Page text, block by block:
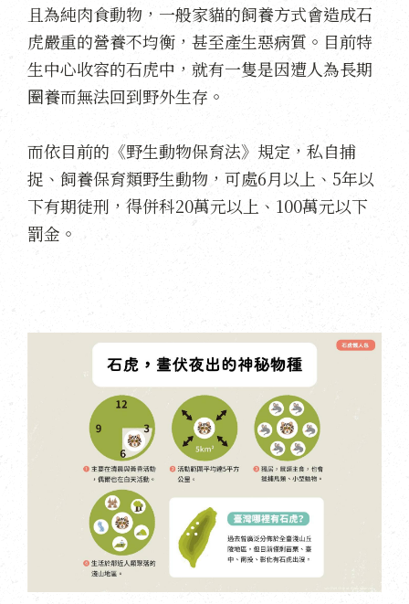
且為純肉食動物，一般家貓的飼養方式會造成石
虎嚴重的營養不均衡，甚至產生惡病質。目前特
生中心收容的石虎中，就有一隻是因遭人為長期
圈養而無法回到野外生存。
而依目前的《野生動物保育法》規定，私自捕
捉、飼養保育類野生動物，可處6月以上、5年以
下有期徒刑，得併科20萬元以上、100萬元以下
罰金。